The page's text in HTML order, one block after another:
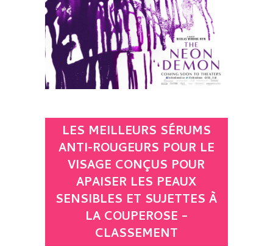
LES MEILLEURS SÉRUMS
ANTI-ROUGEURS POUR LE
VISAGE CONÇUS POUR
APAISER LES PEAUX
SENSIBLES ET SUJETTES À
LA COUPEROSE –
CLASSEMENT